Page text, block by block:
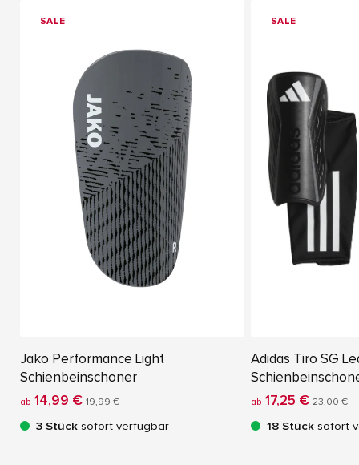
SALE
Jako Performance Light
Schienbeinschoner
ab 14,99 € 19,99 €
3 Stück sofort verfügbar
SALE
Adidas Tiro SG
ab 17,25 € 23,00 €
18 Stück sofort